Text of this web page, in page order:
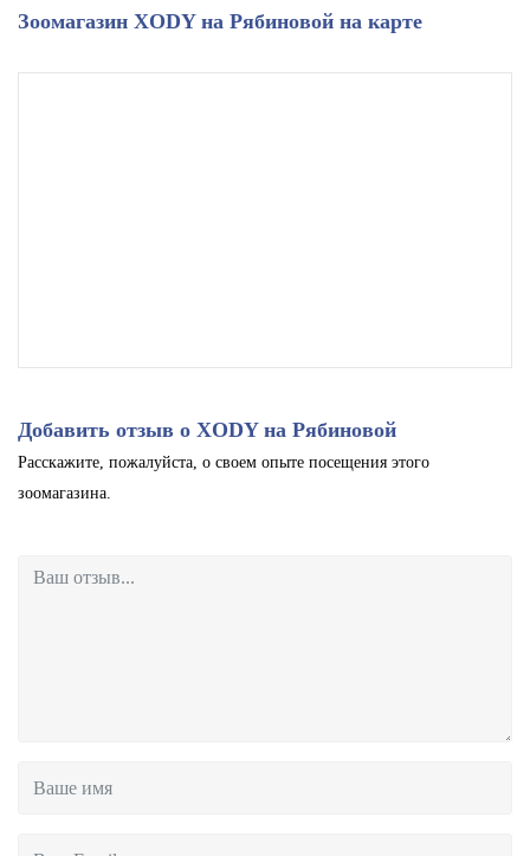
Зоомагазин XODY на Рябиновой на карте
Добавить отзыв о XODY на Рябиновой
Расскажите, пожалуйста, о своем опыте посещения этого
зоомагазина.